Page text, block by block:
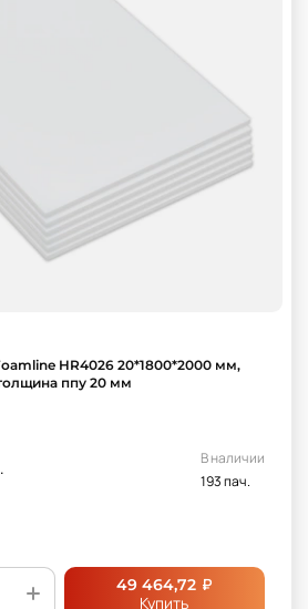
HR4026 20*1800*2000 мм,
ппу 20 мм
В наличии
193 пач.
49 464,72 ₽
Купить